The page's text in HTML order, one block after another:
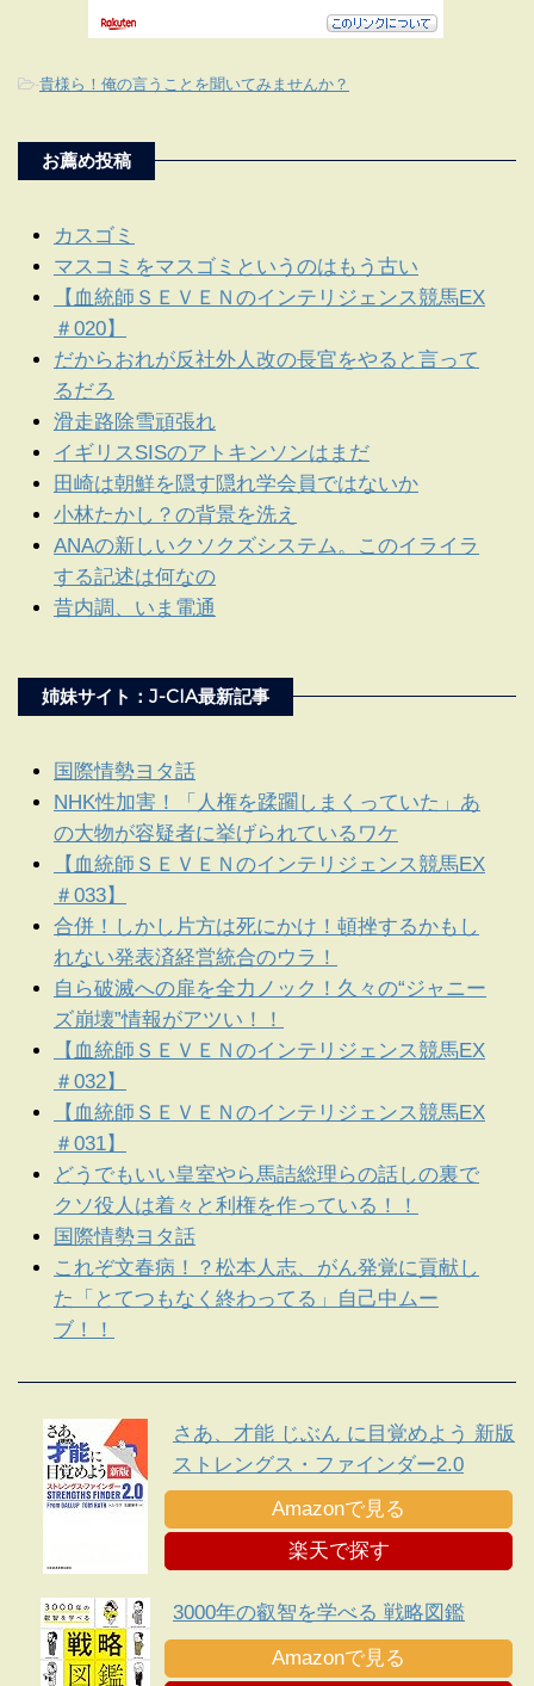
-貴様ら！俺の言うことを聞いてみませんか？
お薦め投稿
カスゴミ
マスコミをマスゴミというのはもう古い
【血統師ＳＥＶＥＮのインテリジェンス競馬EX
＃020】
だからおれが反社外人改の長官をやると言って
るだろ
滑走路除雪頑張れ
イギリスSISのアトキンソンはまだ
田崎は朝鮮を隠す隠れ学会員ではないか
小林たかし？の背景を洗え
ANAの新しいクソクズシステム。このイライラ
する記述は何なの
昔内調、いま電通
姉妹サイト：J-CIA最新記事
国際情勢ヨタ話
NHK性加害！「人権を蹂躙しまくっていた」あ
の大物が容疑者に挙げられているワケ
【血統師ＳＥＶＥＮのインテリジェンス競馬EX
＃033】
合併！しかし片方は死にかけ！頓挫するかもし
れない発表済経営統合のウラ！
自ら破滅への扉を全力ノック！久々の“ジャニー
ズ崩壊”情報がアツい！！
【血統師ＳＥＶＥＮのインテリジェンス競馬EX
＃032】
【血統師ＳＥＶＥＮのインテリジェンス競馬EX
＃031】
どうでもいい皇室やら馬詰総理らの話しの裏で
クソ役人は着々と利権を作っている！！
国際情勢ヨタ話
これぞ文春病！？松本人志、がん発覚に貢献し
た「とてつもなく終わってる」自己中ムー
ブ！！
さあ、才能 じぶん に目覚めよう 新版
ストレングス・ファインダー2.0
Amazonで見る
楽天で探す
3000年の叡智を学べる 戦略図鑑
Amazonで見る